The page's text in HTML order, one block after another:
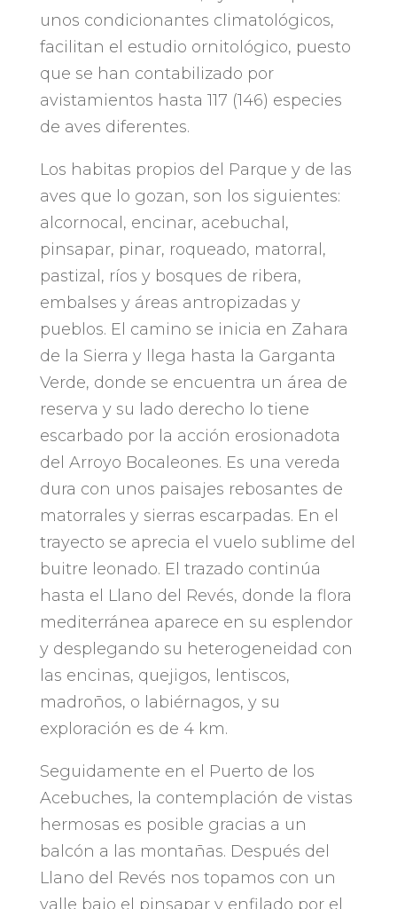
unos condicionantes climatológicos,
facilitan el estudio ornitológico, puesto
que se han contabilizado por
avistamientos hasta 117 (146) especies
de aves diferentes.
Los habitas propios del Parque y de las
aves que lo gozan, son los siguientes:
alcornocal , encinar, acebuchal ,
pinsapar, pinar, roqueado, matorral ,
pastizal , ríos y bosques de ribera,
embalses y áreas antropizadas y
pueblos. El camino se inicia en Zahara
de la Sierra y llega hasta la Garganta
Verde, donde se encuentra un área de
reserva y su lado derecho lo tiene
escarbado por la acción erosionadota
del Arroyo Bocaleones. Es una vereda
dura con unos paisajes rebosantes de
matorrales y sierras escarpadas. En el
trayecto se aprecia el vuelo sublime del
buitre leonado. El trazado continúa
hasta el Llano del Revés, donde la flora
mediterránea aparece en su esplendor
y desplegando su heterogeneidad con
las encinas, quejigos, lentiscos,
madroños, o labiérnagos, y su
exploración es de 4 km.
Seguidamente en el Puerto de los
Acebuches, la contemplación de vistas
hermosas es posible gracias a un
balcón a las montañas. Después del
Llano del Revés nos topamos con un
valle bajo el pinsapar y enfilado por el